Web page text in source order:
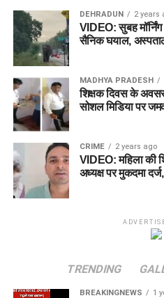
DEHRADUN 2 years
VIDEO: सुबह मॉर्निंग
सैनिक घयाल,
MADHYA PRADESH
शिक्षक दिवस के अवसर
सोशल मिडिया पर
CRIME 2 years ago
VIDEO: महिला की
अध्यक्ष पर मुकदमा
TRENDING
BREAKINGNEWS 1